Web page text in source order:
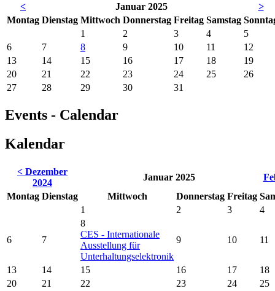
< Januar 2025
>
Montag Dienstag Mittwoch Donnerstag Freitag Samstag So
1
2 3 4
5
6
7 8 9 10 11
12
13
14 15 16 17 18
19
20
21 22 23 24 25
26
27
28 29 30 31
Events - Calendar
Kalendar
< Dezember
2024
Januar 2025
Montag Dienstag Mittwoch Donnerstag Freitag
1
2 3 4
6 7
8
CES - Internationale
Ausstellung für
Unterhaltungselektronik
9 10 11
13 14 15 16 17
18
20
21 22 23 24
25